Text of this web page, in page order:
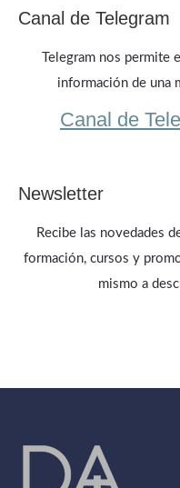
Canal de Telegram
Telegram nos permite
información de una
Canal de
Newsletter
Recibe las novedades
formación, cursos y
mismo a